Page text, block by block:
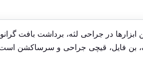
در جراحی لثه، برداشت بافت
بن فایل، قیچی جراحی و سرساکشن